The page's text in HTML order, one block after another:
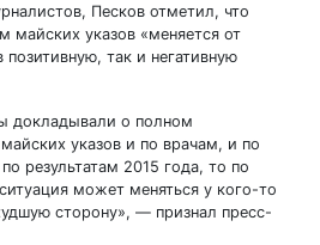
Песков отметил, что
майских указов «меняется от
позитивную, так и негативную
докладывали о полном
указов и по врачам, и по
результатам 2015 года, то по
может меняться у кого-то
сторону», — признал пресс-